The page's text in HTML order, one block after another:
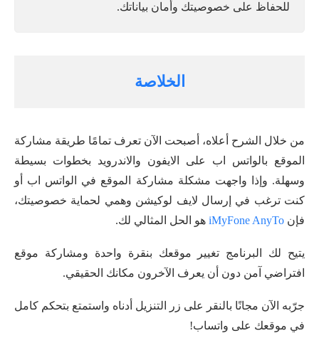
للحفاظ على خصوصيتك وأمان بياناتك.
الخلاصة
من خلال الشرح أعلاه، أصبحت الآن تعرف تمامًا طريقة مشاركة
الموقع بالواتس اب على الايفون والاندرويد بخطوات بسيطة
وسهلة. وإذا واجهت مشكلة مشاركة الموقع في الواتس اب أو
كنت ترغب في إرسال لايف لوكيشن وهمي لحماية خصوصيتك،
فإن iMyFone AnyTo هو الحل المثالي لك.
يتيح لك البرنامج تغيير موقعك بنقرة واحدة ومشاركة موقع
افتراضي آمن دون أن يعرف الآخرون مكانك الحقيقي.
جرّبه الآن مجانًا بالنقر على زر التنزيل أدناه واستمتع بتحكم كامل
في موقعك على واتساب!